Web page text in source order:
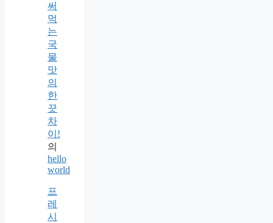
써
먹
는
국
물
맛
의
한
끗
차
이!
의
hello
world
프
레
시